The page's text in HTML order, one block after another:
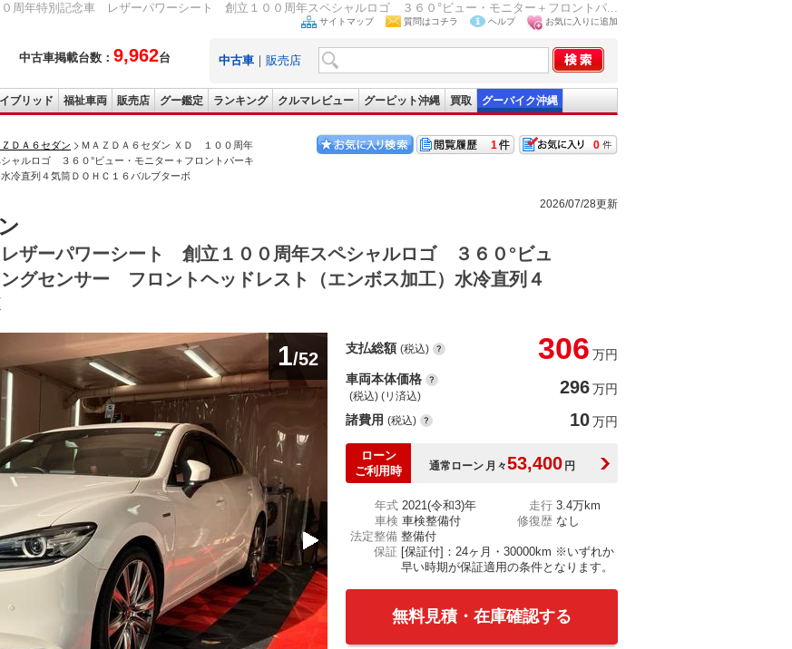
周年特別記念車 レザーパワーシート 創立１００周年スペシャルロゴ ３６０°ビュー・モニター＋フロントパ...
中古車掲載台数： 9,962台
サイトマップ 質問はコチラ ヘルプ お気に入りに追加
中古車 ｜ 販売店
ブリッド 福祉車両 販売店 グー鑑定 ランキング クルマレビュー グーピット沖縄 買取 グーバイク沖縄
ＤＡ６セダン
ＭＡＺＤＡ６セダン ＸＤ １００周年
ルロゴ ３６０°ビュー・モニター＋フロントパーキ
冷直列４気筒ＤＯＨＣ１６バルブターボ
0
1
2026/07/28更新
ザーパワーシート 創立１００周年スペシャルロゴ ３６０°ビュ
グセンサー フロントヘッドレスト（エンボス加工）水冷直列４
1/52
支払総額 (税込) 306 万円
車両本体価格
(税込) (リ済込) 296万円
諸費用 (税込) 10万円
ローン
ご利用時
通常ローン 月々53,400 円
年式 2021(令和3)年 走行 3.4万km
車検 車検整備付 修復歴 なし
法定整備 整備付
保証 [保証付]：24ヶ月・30000km ※いずれか
早い時期が保証適用の条件となります。
無料見積・在庫確認する